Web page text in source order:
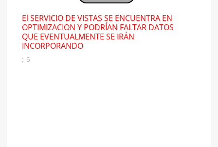
El SERVICIO DE VISTAS SE ENCUENTRA EN
OPTIMIZACION Y PODRÍAN FALTAR DATOS
QUE EVENTUALMENTE SE IRÁN
INCORPORANDO
; 5